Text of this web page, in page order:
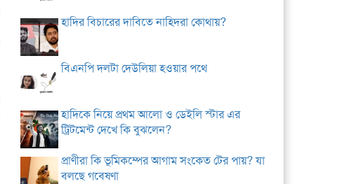
হাদির বিচারের দাবিতে নাহিদরা কোথায়?
বিএনপি দলটা দেউলিয়া হওয়ার পথে
হাদিকে নিয়ে প্রথম আলো ও ডেইলি স্টার এর
ট্রিটমেন্ট দেখে কি বুঝলেন?
প্রাণীরা কি ভূমিকম্পের আগাম সংকেত টের পায়? যা
বলছে গবেষণা